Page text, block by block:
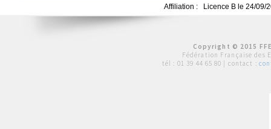
Affiliation :
Licence B le 24/09/
Copyright © 2015
Fédération Française des
tél : 01 39 44 65 80 | contact :